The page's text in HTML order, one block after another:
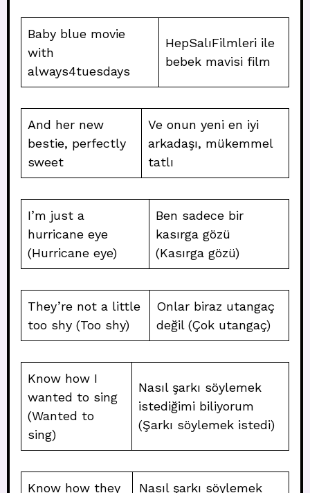
Baby blue movie
with
always4tuesdays
HepSalıFilmleri ile
bebek mavisi film
And her new
bestie, perfectly
sweet
Ve onun yeni en iyi
arkadaşı, mükemmel
tatlı
I’m just a
hurricane eye
(Hurricane eye)
Ben sadece bir
kasırga gözü
(Kasırga gözü)
They’re not a little
too shy (Too shy)
Onlar biraz utangaç
değil (Çok utangaç)
Know how I
wanted to sing
(Wanted to
sing)
Nasıl şarkı söylemek
istediğimi biliyorum
(Şarkı söylemek istedi)
Know how they Nasıl şarkı söylemek